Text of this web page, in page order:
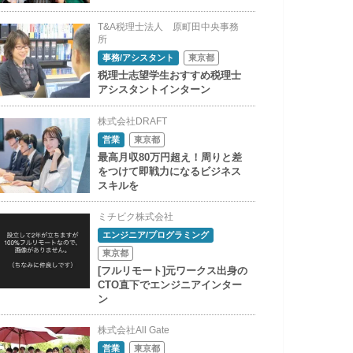
T&A税理士法人 原町田中央事務
所
事務/アシスタント 東京都
税理士志望学生おすすめ税理士
アシスタントインターン
株式会社DRAFT
営業 東京都
最高月収80万円超え！周りと差
をつけて即戦力になるビジネス
スキルを
ミチビク株式会社
エンジニア/プログラミング
東京都
[フルリモート]元ワークス出身の
CTO直下でエンジニアインター
ン
株式会社All Gate
営業 東京都